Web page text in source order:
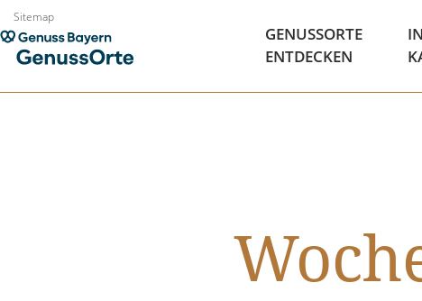
Zum
Inhalt
springen
Sitemap
GENUSSORTE
ENTDECKEN